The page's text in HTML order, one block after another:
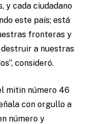
y cada ciudadano
este país; está
fronteras y
destruir a nuestras
consideró.
mitin número 46
con orgullo a
número y